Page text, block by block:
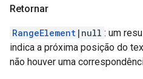
Retornar
RangeElement |null : um
indica a próxima posição do
não houver uma